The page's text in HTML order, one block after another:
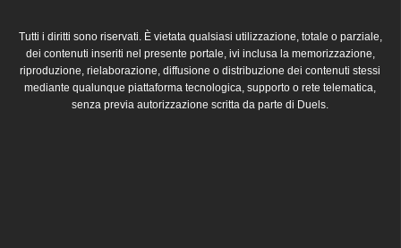
Tutti i diritti sono riservati. È vietata qualsiasi utilizzazione, totale o parziale,
dei contenuti inseriti nel presente portale, ivi inclusa la memorizzazione,
riproduzione, rielaborazione, diffusione o distribuzione dei contenuti stessi
mediante qualunque piattaforma tecnologica, supporto o rete telematica,
senza previa autorizzazione scritta da parte di Duels.